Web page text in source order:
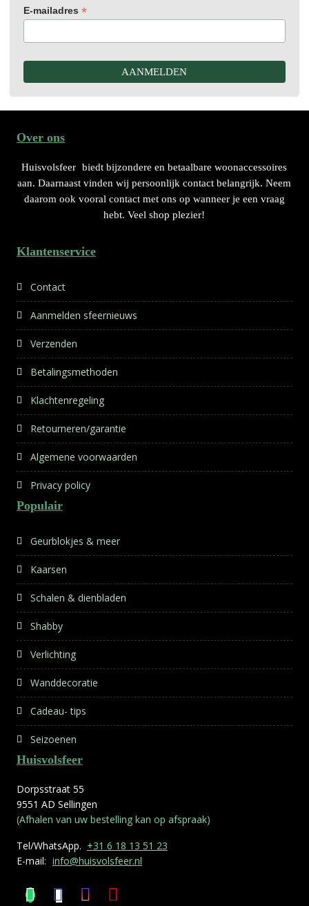
E-mailadres *
Over ons
Huisvolsfeer biedt bijzondere en betaalbare woonaccessoires
aan. Daarnaast vinden wij persoonlijk contact belangrijk. Neem
daarom ook vooral contact met ons op wanneer je een vraag
hebt. Veel shop plezier!
Klantenservice
Contact
Aanmelden sfeernieuws
Verzenden
Betalingsmethoden
Klachtenregeling
Retourneren/garantie
Algemene voorwaarden
Privacy policy
Populair
Geurblokjes & meer
Kaarsen
Schalen & dienbladen
Shabby
Verlichting
Wanddecoratie
Cadeau- tips
Seizoenen
Huisvolsfeer
Dorpsstraat 55
9551 AD Sellingen
(Afhalen van uw bestelling kan op afspraak)
Tel/WhatsApp. +31 6 18 13 51 23
E-mail: info@huisvolsfeer.nl